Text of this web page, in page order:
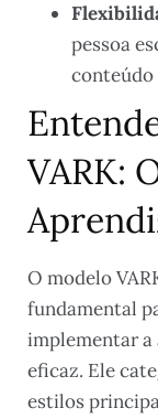
pessoa
conteúdo
VARK:
O modelo
fundamental
implementar
eficaz. Ele
estilos